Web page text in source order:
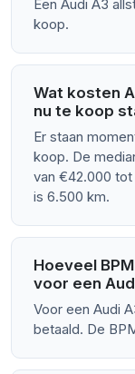
Een Audi A3
koop.
Wat kosten
nu te koop
Er staan
koop. De
van €42.000 tot
is 6.500 km.
Hoeveel
voor een
Voor een Audi
betaald. De